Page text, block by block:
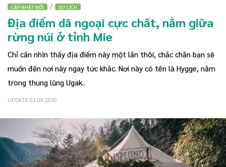
CẬP NHẬT MỚI / DU LỊCH
Địa điểm dã ngoại cực chất, nằm giữa
rừng núi ở tỉnh Mie
Chỉ cần nhìn thấy địa điểm này một lần thôi, chắc chắn bạn sẽ
muốn đến nơi này ngay tức khắc. Nơi này có tên là Hygge, nằm
trong thung lũng Ugak..
UPDATE 01.09.2020